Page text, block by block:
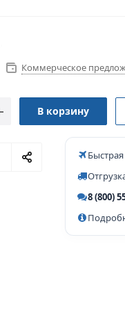
Коммерческое
В корзину
8 (800)